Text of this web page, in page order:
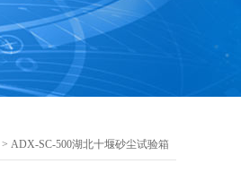
> ADX-SC-500湖北十堰砂尘试验箱